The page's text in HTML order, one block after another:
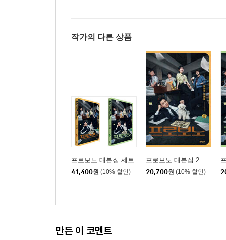
작가의 다른 상품
프로보노 대본집 세트
41,400원 (10% 할인)
프로보노 대본집 2
20,700원 (10% 할인)
만든 이 코멘트